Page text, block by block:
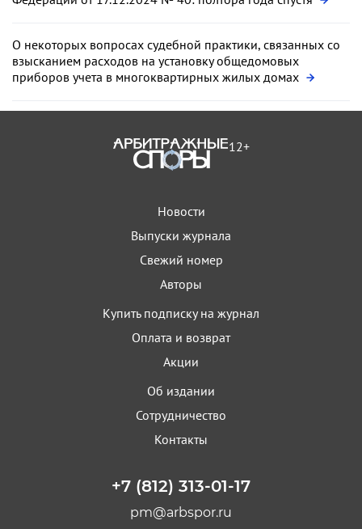
О некоторых вопросах судебной практики, связанных со
взысканием расходов на установку общедомовых
приборов учета в многоквартирных жилых домах
12+
Новости
Выпуски журнала
Свежий номер
Авторы
Купить подписку на журнал
Оплата и возврат
Акции
Об издании
Сотрудничество
Контакты
+7 (812) 313-01-17
pm@arbspor.ru